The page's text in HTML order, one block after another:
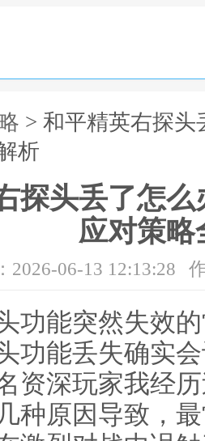
> 和平精英右探
析
探头丢了怎
应对策略
2026-06-13 12:13:28
功能突然失效
功能丢失确实
资深玩家我经
种原因导致，